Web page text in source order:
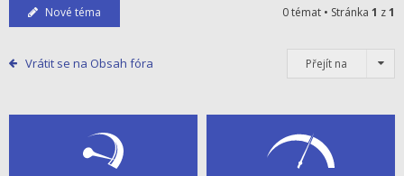
Nové téma 0 témat • Stránka 1 z1
Vrátit se na Obsah fóra Přejít na